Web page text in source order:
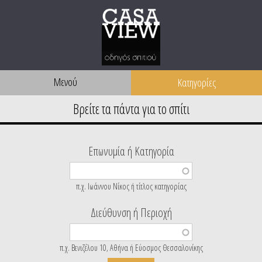
Μενού
Επωνυμία ή Κατηγορία
π.χ. Ιωάννου Νίκος ή τίτλος κατηγορίας
Διεύθυνση ή Περιοχή
π.χ. Βενιζέλου 10, Αθήνα ή Εύοσμος Θεσσαλονίκης